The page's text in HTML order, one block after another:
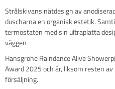
Strålskivans nätdesign av
duscharna en organisk estetik.
termostaten med sin ultraplatta
väggen
Hansgrohe Raindance Alive
Award 2025 och är, liksom resten
försäljning.